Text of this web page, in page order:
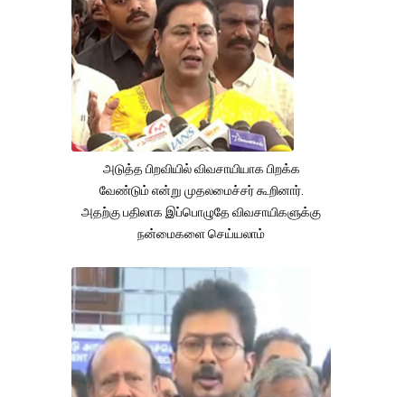
அடுத்த பிறவியில் விவசாயியாக பிறக்க
வேண்டும் என்று முதலமைச்சர் கூறினார்.
அதற்கு பதிலாக இப்பொழுதே விவசாயிகளுக்கு
நன்மைகளை செய்யலாம்